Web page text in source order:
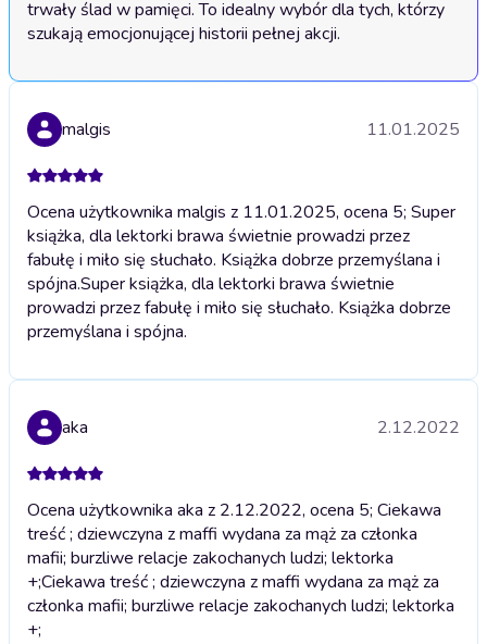
trwały ślad w pamięci. To idealny wybór dla tych, którzy
szukają emocjonującej historii pełnej akcji.
malgis 11.01.2025
Ocena użytkownika malgis z 11.01.2025, ocena 5; Super
książka, dla lektorki brawa świetnie prowadzi przez
fabułę i miło się słuchało. Książka dobrze przemyślana i
spójna.Super książka, dla lektorki brawa świetnie
prowadzi przez fabułę i miło się słuchało. Książka dobrze
przemyślana i spójna.
aka 2.12.2022
Ocena użytkownika aka z 2.12.2022, ocena 5; Ciekawa
treść ; dziewczyna z maffi wydana za mąż za członka
mafii; burzliwe relacje zakochanych ludzi; lektorka
+;Ciekawa treść ; dziewczyna z maffi wydana za mąż za
członka mafii; burzliwe relacje zakochanych ludzi; lektorka
+;